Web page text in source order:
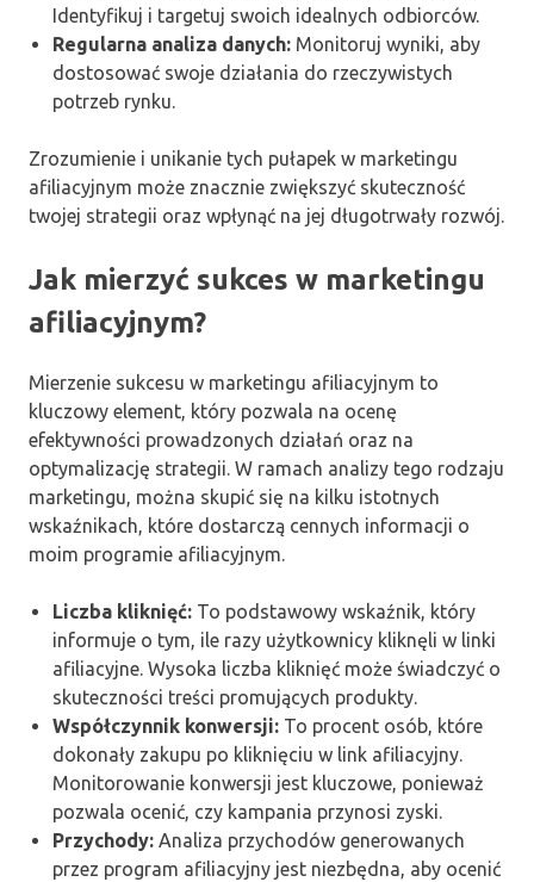
Identyfikuj i targetuj swoich idealnych odbiorców.
Regularna analiza danych: Monitoruj wyniki, aby
dostosować swoje działania do rzeczywistych
potrzeb rynku.
Zrozumienie i unikanie tych pułapek w marketingu
afiliacyjnym może znacznie zwiększyć skuteczność
twojej strategii oraz wpłynąć na jej długotrwały rozwój.
Jak mierzyć sukces w marketingu
afiliacyjnym?
Mierzenie sukcesu w marketingu afiliacyjnym to
kluczowy element, który pozwala na ocenę
efektywności prowadzonych działań oraz na
optymalizację strategii. W ramach analizy tego rodzaju
marketingu, można skupić się na kilku istotnych
wskaźnikach, które dostarczą cennych informacji o
moim programie afiliacyjnym.
Liczba kliknięć: To podstawowy wskaźnik, który
informuje o tym, ile razy użytkownicy kliknęli w linki
afiliacyjne. Wysoka liczba kliknięć może świadczyć o
skuteczności treści promujących produkty.
Współczynnik konwersji: To procent osób, które
dokonały zakupu po kliknięciu w link afiliacyjny.
Monitorowanie konwersji jest kluczowe, ponieważ
pozwala ocenić, czy kampania przynosi zyski.
Przychody: Analiza przychodów generowanych
przez program afiliacyjny jest niezbędna, aby ocenić